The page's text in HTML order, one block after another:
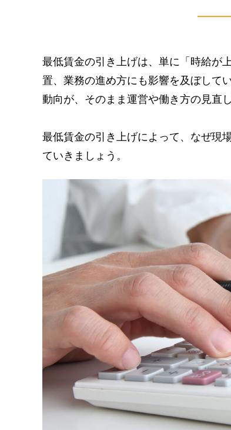
最低賃金の引き上げは、単に「時給が
置、業務の進め方にも影響を及ぼしてい
動向が、そのまま運営や働き方の見直
最低賃金の引き上げによって、なぜ現
ていきましょう。